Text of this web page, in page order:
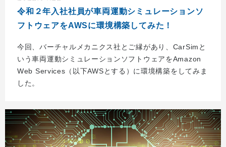
令和２年入社社員が車両運動シミュレーションソ
フトウェアをAWSに環境構築してみた！
今回、バーチャルメカニクス社とご縁があり、CarSimと
いう車両運動シミュレーションソフトウェアをAmazon
Web Services（以下AWSとする）に環境構築をしてみま
した。